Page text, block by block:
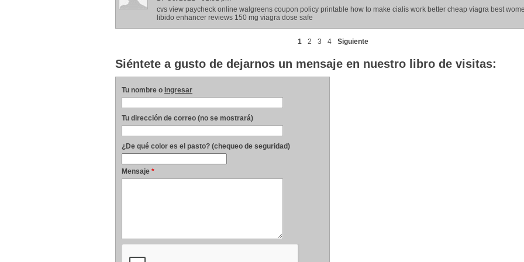
cvs view paycheck online walgreens coupon policy printable how to make cialis work better cheap viagra best
libido enhancer reviews 150 mg viagra dose safe
1 2 3 4 Siguiente
Siéntete a gusto de dejarnos un mensaje en nuestro libro de visitas:
Tu nombre o Ingresar
Tu dirección de correo (no se mostrará)
¿De qué color es el pasto? (chequeo de seguridad)
Mensaje *